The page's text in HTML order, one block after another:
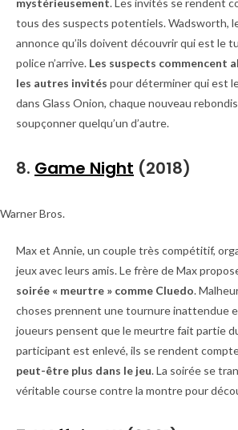
mystérieusement. Les invités se rendent
tous des suspects potentiels. Wadsworth,
annonce qu’ils doivent découvrir qui est le
police n’arrive. Les suspects commencent
les autres invités pour déterminer qui est
dans Glass Onion, chaque nouveau
soupçonner quelqu’un d’autre.
8. Game Night (2018)
Warner Bros.
Max et Annie, un couple très compétitif,
jeux avec leurs amis. Le frère de Max
soirée « meurtre » comme Cluedo.
choses prennent une tournure inattendue
joueurs pensent que le meurtre fait partie
participant est enlevé, ils se rendent compte
peut-être plus dans le jeu. La soirée se
véritable course contre la montre pour